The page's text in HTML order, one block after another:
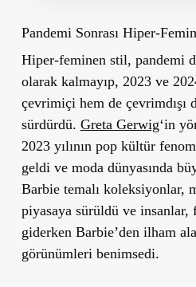
Pandemi Sonrası Hiper-
Hiper-feminen stil, pandemi
olarak kalmayıp, 2023 ve
çevrimiçi hem de çevrimdışı
sürdürdü. Greta Gerwig‘in
2023 yılının pop kültür
geldi ve moda dünyasında
Barbie temalı koleksiyonlar,
piyasaya sürüldü ve
giderken Barbie’den ilham
görünümleri benimsedi.